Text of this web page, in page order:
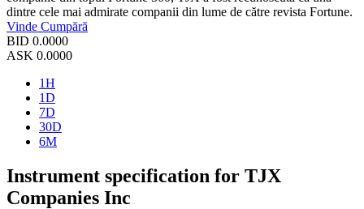
dintre cele mai admirate companii din lume de către revista Fortune.
Vinde Cumpără
BID 0.0000
ASK 0.0000
1H
1D
7D
30D
6M
Instrument specification for TJX
Companies Inc